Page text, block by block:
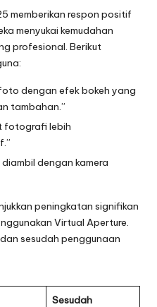
memberikan respon positif
menyukai kemudahan
profesional. Berikut
dengan efek bokeh yang
tambahan.”
fotografi lebih
dengan kamera
peningkatan signifikan
Virtual Aperture.
sesudah penggunaan
Sesudah